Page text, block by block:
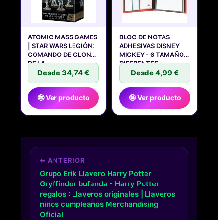
ATOMIC MASS GAMES
| STAR WARS LEGIÓN:
COMANDO DE CLONES
DE LA
Desde 34,74 €
🤪 Ver producto
BLOC DE NOTAS
ADHESIVAS DISNEY
MICKEY - 6 TAMAÑOS
DIFERENTES
Desde 4,99 €
🤪 Ver producto
⬅ ANTERIOR
Grupo Erik Llavero Harry Potter
Gryffindor bufanda - Harry Potter
regalos : Llaveros originales | Llaveros
niños cumpleaños Merchandising
Oficial